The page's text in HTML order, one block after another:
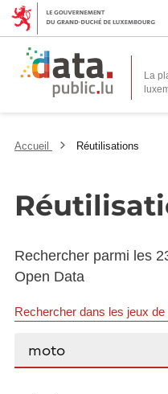
La
Accueil Réutilisations
Rechercher parmi les
Open Data
Rechercher dans les jeux de
Rechercher...